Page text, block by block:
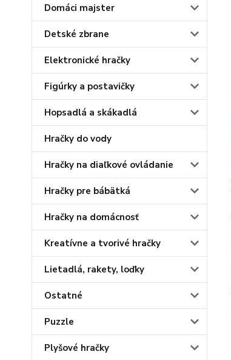
Domáci majster
Detské zbrane
Elektronické hračky
Figúrky a postavičky
Hopsadlá a skákadlá
Hračky do vody
Hračky na diaľkové ovládanie
Hračky pre bábätká
Hračky na domácnosť
Kreatívne a tvorivé hračky
Lietadlá, rakety, loďky
Ostatné
Puzzle
Plyšové hračky